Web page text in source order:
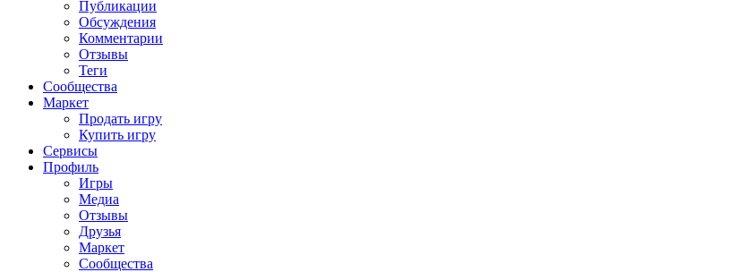
Публикации
Обсуждения
Комментарии
Отзывы
Теги
Сообщества
Маркет
Продать игру
Купить игру
Сервисы
Профиль
Игры
Медиа
Отзывы
Друзья
Маркет
Сообщества